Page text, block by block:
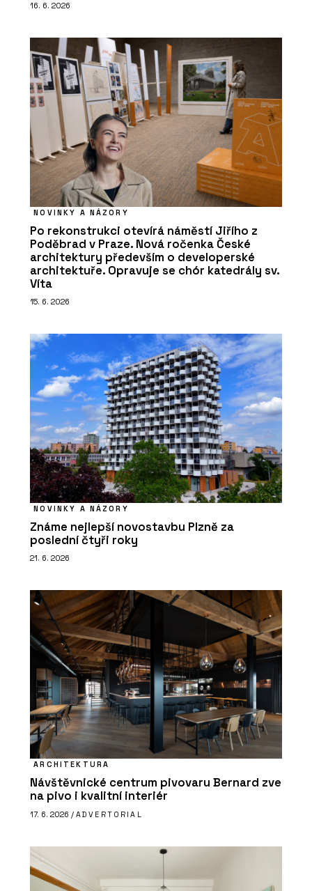
16. 6. 2026
NOVINKY A NÁZORY
Po rekonstrukci otevírá náměstí Jiřího z
Poděbrad v Praze. Nová ročenka České
architektury především o developerské
architektuře. Opravuje se chór katedrály sv.
Víta
15. 6. 2026
NOVINKY A NÁZORY
Známe nejlepší novostavbu Plzně za
poslední čtyři roky
21. 6. 2026
ARCHITEKTURA
Návštěvnické centrum pivovaru Bernard zve
na pivo i kvalitní interiér
17. 6. 2026 / ADVERTORIAL